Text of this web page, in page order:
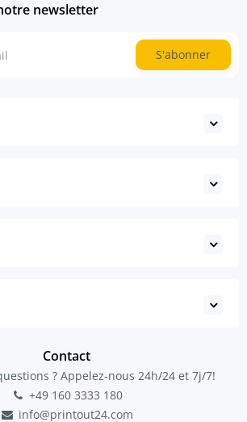
newsletter
S'abonner
Contact
? Appelez-nous 24h/24 et 7j/7!
+49 160 3333 180
info@printout24.com